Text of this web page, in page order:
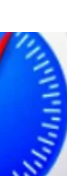
플러그인으로
- Visual
- IAM